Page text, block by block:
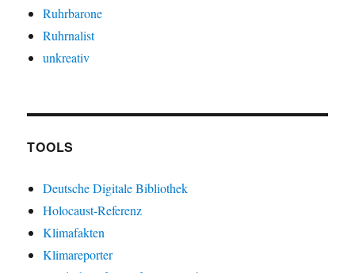
Ruhrbarone
Ruhrnalist
unkreativ
TOOLS
Deutsche Digitale Bibliothek
Holocaust-Referenz
Klimafakten
Klimareporter